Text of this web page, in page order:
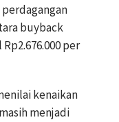
perdagangan
buyback
per
kenaikan
menjadi